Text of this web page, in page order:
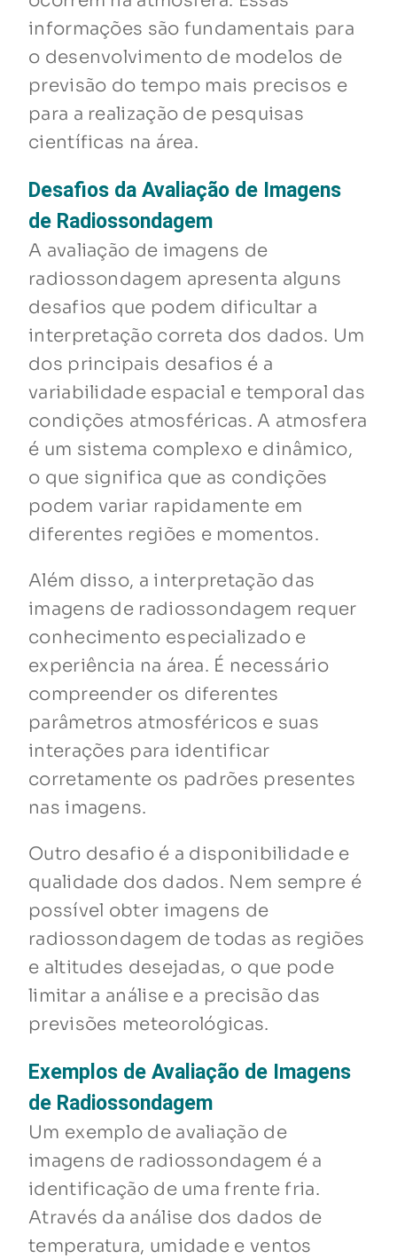
informações são fundamentais para
o desenvolvimento de modelos de
previsão do tempo mais precisos e
para a realização de pesquisas
científicas na área.
Desafios da Avaliação de Imagens
de Radiossondagem
A avaliação de imagens de
radiossondagem apresenta alguns
desafios que podem dificultar a
interpretação correta dos dados. Um
dos principais desafios é a
variabilidade espacial e temporal das
condições atmosféricas. A atmosfera
é um sistema complexo e dinâmico,
o que significa que as condições
podem variar rapidamente em
diferentes regiões e momentos.
Além disso, a interpretação das
imagens de radiossondagem requer
conhecimento especializado e
experiência na área. É necessário
compreender os diferentes
parâmetros atmosféricos e suas
interações para identificar
corretamente os padrões presentes
nas imagens.
Outro desafio é a disponibilidade e
qualidade dos dados. Nem sempre é
possível obter imagens de
radiossondagem de todas as regiões
e altitudes desejadas, o que pode
limitar a análise e a precisão das
previsões meteorológicas.
Exemplos de Avaliação de Imagens
de Radiossondagem
Um exemplo de avaliação de
imagens de radiossondagem é a
identificação de uma frente fria.
Através da análise dos dados de
temperatura, umidade e ventos